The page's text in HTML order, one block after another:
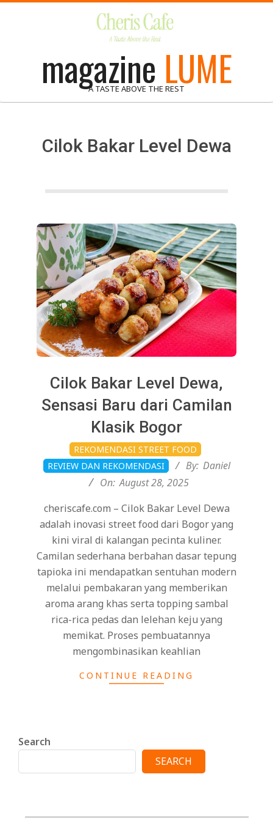
magazine LUME
A TASTE ABOVE THE REST
Cilok Bakar Level Dewa
Cilok Bakar Level Dewa,
Sensasi Baru dari Camilan
Klasik Bogor
08-
28
REKOMENDASI STREET FOOD
REVIEW DAN REKOMENDASI
By: Daniel
On: August 28, 2025
cheriscafe.com – Cilok Bakar Level Dewa
adalah inovasi street food dari Bogor yang
kini viral di kalangan pecinta kuliner.
Camilan sederhana berbahan dasar tepung
tapioka ini mendapatkan sentuhan modern
melalui pembakaran yang memberikan
aroma arang khas serta topping sambal
rica-rica pedas dan lelehan keju yang
memikat⁣. Proses pembuatannya
mengombinasikan keahlian
CONTINUE READING
Search
SEARCH